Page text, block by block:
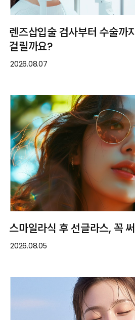
렌즈삽입술 검사부터 수술까
걸릴까요?
2026.08.07
스마일라식 후 선글라스, 꼭
2026.08.05